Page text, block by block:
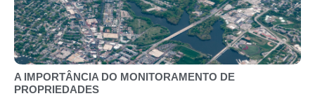
A IMPORTÂNCIA DO MONITORAMENTO DE
PROPRIEDADES